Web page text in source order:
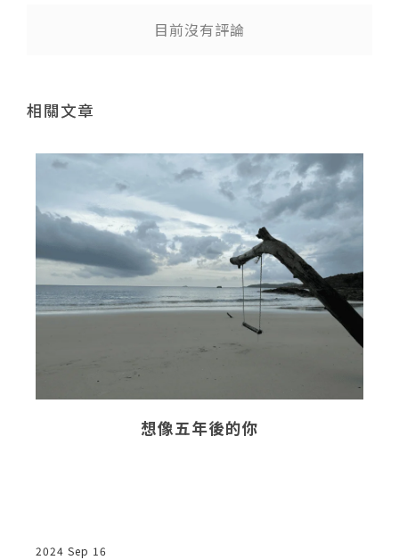
目前沒有評論
相關文章
想像五年後的你
2024 Sep 16